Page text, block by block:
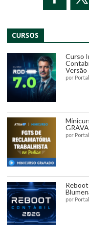
CURSOS
Curso
Versão
por
por
por